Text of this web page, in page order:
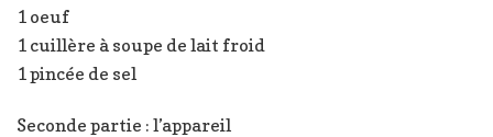
1 oeuf
1 cuillère à soupe de lait froid
1 pincée de sel
Seconde partie : l’appareil